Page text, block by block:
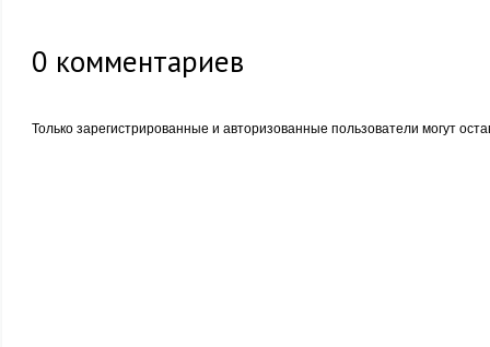
0 комментариев
Только зарегистрированные и авторизованные пользователи могут